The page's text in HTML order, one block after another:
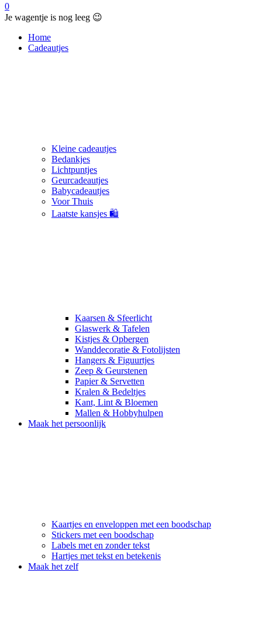
0
Je wagentje is nog leeg 😉
Home
Cadeautjes
Kleine cadeautjes
Bedankjes
Lichtpuntjes
Geurcadeautjes
Babycadeautjes
Voor Thuis
Laatste kansjes 🛍️
Kaarsen & Sfeerlicht
Glaswerk & Tafelen
Kistjes & Opbergen
Wanddecoratie & Fotolijsten
Hangers & Figuurtjes
Zeep & Geurstenen
Papier & Servetten
Kralen & Bedeltjes
Kant, Lint & Bloemen
Mallen & Hobbyhulpen
Maak het persoonlijk
Kaartjes en enveloppen met een boodschap
Stickers met een boodschap
Labels met en zonder tekst
Hartjes met tekst en betekenis
Maak het zelf